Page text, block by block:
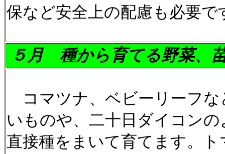
保など安全上の配慮も必要で
５月 種から育てる野菜、
コマツナ、ベビーリーフな
いものや、二十日ダイコン
直接種をまいて育てます。